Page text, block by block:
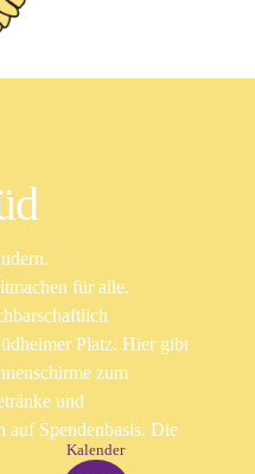
Kalender
für alle.
Platz. Hier gibt
zum
und
auf Spendenbasis. Die